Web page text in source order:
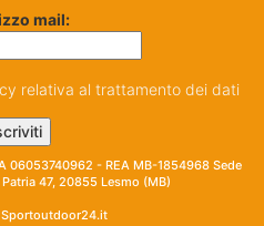
mail:
relativa al trattamento dei dati
06053740962 - REA MB-1854968 Sede
47, 20855 Lesmo (MB)